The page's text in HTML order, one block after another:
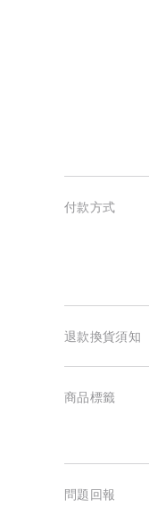
可免費代寫
黃銅／純銀
澤變得暗淡
長飾品的壽
↳ 如果氧化的
淨再用乾爽
雖然是石頭，
的是陰性，也
產地/製造方式
MADE IN
付款方式
退款換貨須知
商品標籤
問題回報